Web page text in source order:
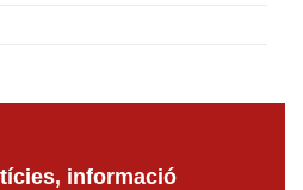
informació